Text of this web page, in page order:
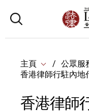
主頁 公眾服
香港律師行駐內地
香港律師